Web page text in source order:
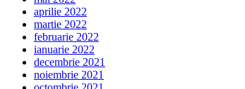
aprilie 2022
martie 2022
februarie 2022
ianuarie 2022
decembrie 2021
noiembrie 2021